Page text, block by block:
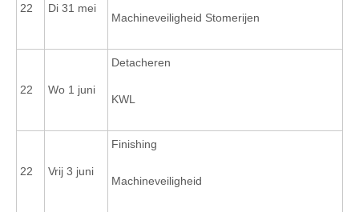
22 Di 31 mei
Machineveiligheid Stomerijen
22 Wo 1 juni
Detacheren
KWL
22 Vrij 3 juni
Finishing
Machineveiligheid